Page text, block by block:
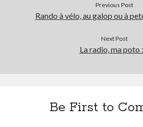
Previous Post
Rando à vélo, au galop ou à
Next Post
La radio, ma poto
Be First to